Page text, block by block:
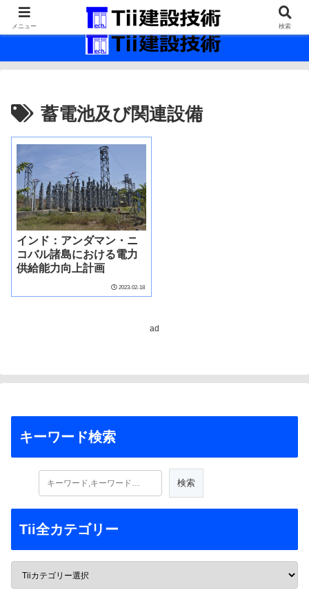
最新の建設技術の情報インフラ。
蓄電池及び関連設備
インド：アンダマン・ニ
コバル諸島における電力
供給能力向上計画
2023-02-18
ad
キーワード検索
Tii全カテゴリー
メニュー 検索